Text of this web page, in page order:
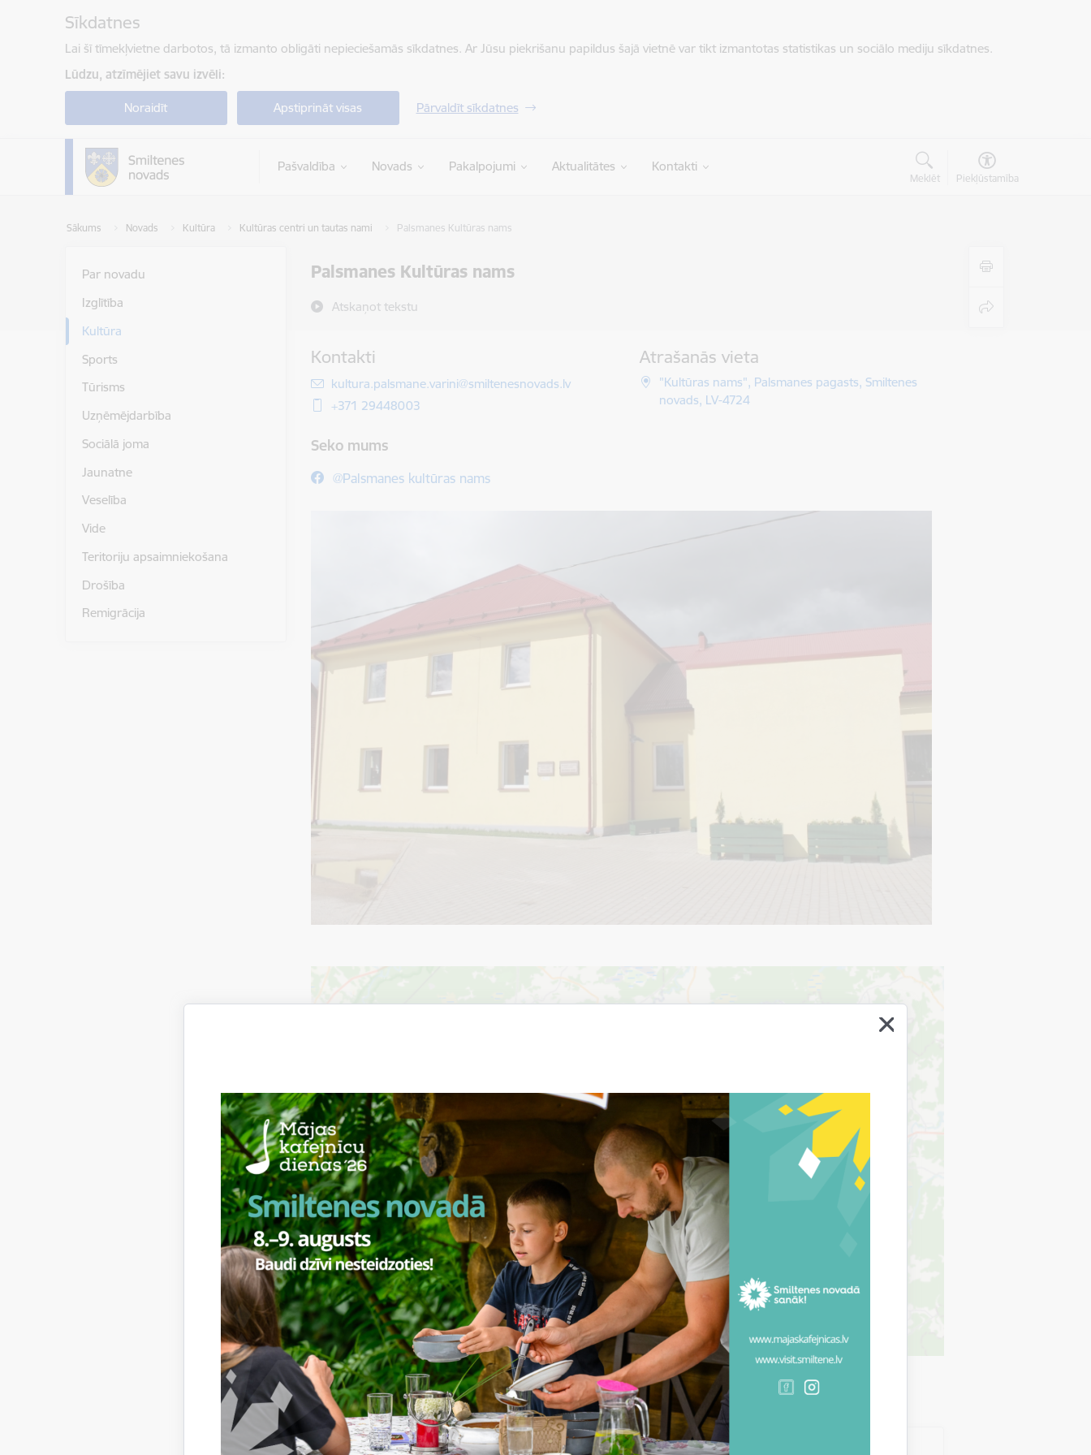
Sīkdatnes
Lai šī tīmekļvietne darbotos, tā izmanto obligāti nepieciešamās sīkdatnes. Ar Jūsu piekrišanu papildus šajā vietnē var tikt izmantotas statistikas un sociālo mediju sīkdatnes.
Lūdzu, atzīmējiet savu izvēli:
Noraidīt Apstiprināt visas Pārvaldīt sīkdatnes
Pašvaldība Novads Pakalpojumi Aktualitātes Kontakti
Meklēt Piekļūstamība
Sākums Novads Kultūra Kultūras centri un tautas nami Palsmanes Kultūras nams
Palsmanes Kultūras nams
Atskaņot tekstu
Par novadu
Izglītība
Kultūra
Sports
Tūrisms
Uzņēmējdarbība
Sociālā joma
Jaunatne
Veselība
Vide
Teritoriju apsaimniekošana
Drošība
Remigrācija
Kontakti
E-pasts:
kultura.palsmane.varini@smiltenesnovads.lv
+371 29448003
Atrašanās vieta
"Kultūras nams", Palsmanes pagasts, Smiltenes
novads, LV-4724
Seko mums
@Palsmanes kultūras nams
Darbinieki